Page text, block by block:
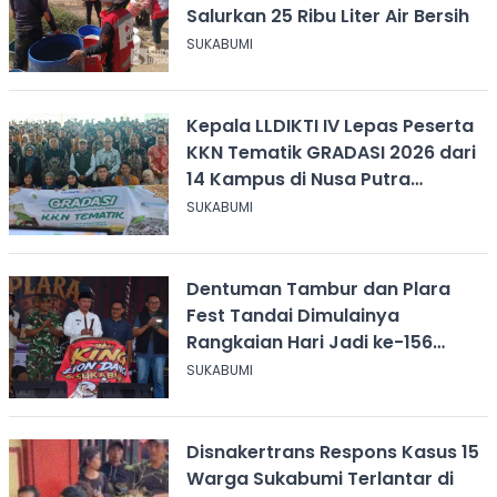
Salurkan 25 Ribu Liter Air Bersih
SUKABUMI
Kepala LLDIKTI IV Lepas Peserta
KKN Tematik GRADASI 2026 dari
14 Kampus di Nusa Putra
University
SUKABUMI
Dentuman Tambur dan Plara
Fest Tandai Dimulainya
Rangkaian Hari Jadi ke-156
Kabupaten Sukabumi
SUKABUMI
Disnakertrans Respons Kasus 15
Warga Sukabumi Terlantar di